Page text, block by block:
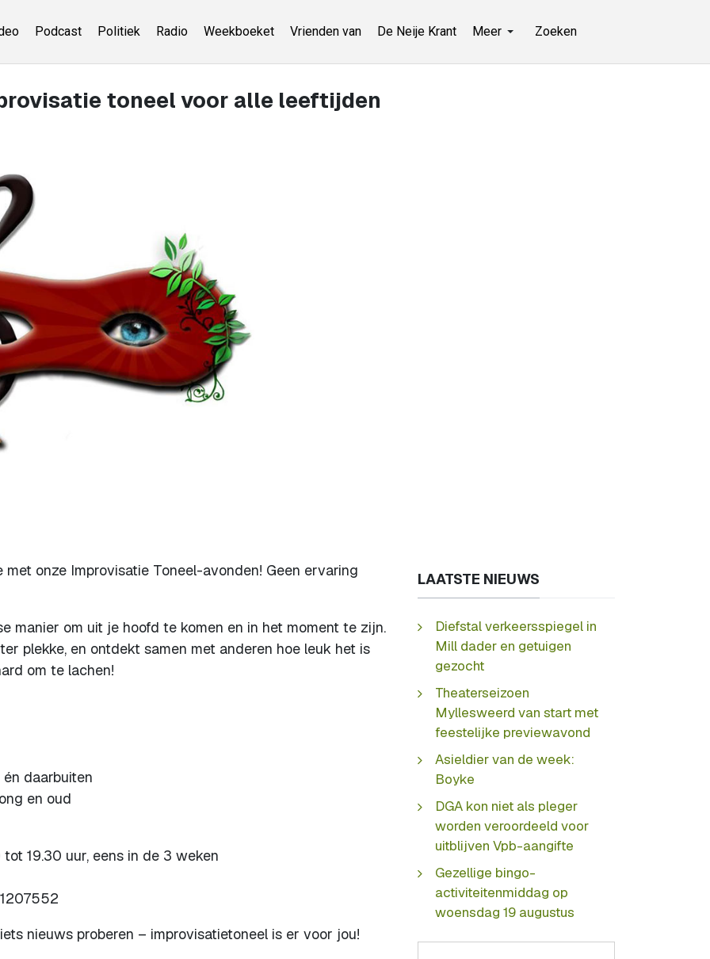
Podcast Politiek Radio Weekboeket Vrienden van De Neije Krant Meer Zoeken
toneel voor alle leeftijden
met onze Improvisatie Toneel-avonden! Geen ervaring
manier om uit je hoofd te komen en in het moment te zijn.
plekke, en ontdekt samen met anderen hoe leuk het is
om te lachen!
daarbuiten
en oud
19.30 uur, eens in de 3 weken
nieuws proberen – improvisatietoneel is er voor jou!
LAATSTE NIEUWS
Diefstal verkeersspiegel in
Mill dader en getuigen
gezocht
Theaterseizoen
Myllesweerd van start met
feestelijke previewavond
Asieldier van de week:
Boyke
DGA kon niet als pleger
worden veroordeeld voor
uitblijven Vpb-aangifte
Gezellige bingo-
activiteitenmiddag op
woensdag 19 augustus